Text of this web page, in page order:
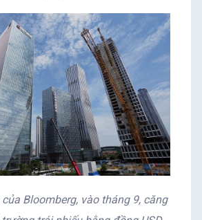
Bloomberg, vào tháng 9, căng